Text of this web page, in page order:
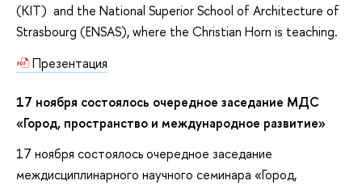
(KIT) and the National Superior School of Architecture of
Strasbourg (ENSAS), where the Christian Horn is teaching.
Презентация
17 ноября состоялось очередное заседание МДС
«Город, пространство и международное развитие»
17 ноября состоялось очередное заседание
междисциплинарного научного семинара «Город,